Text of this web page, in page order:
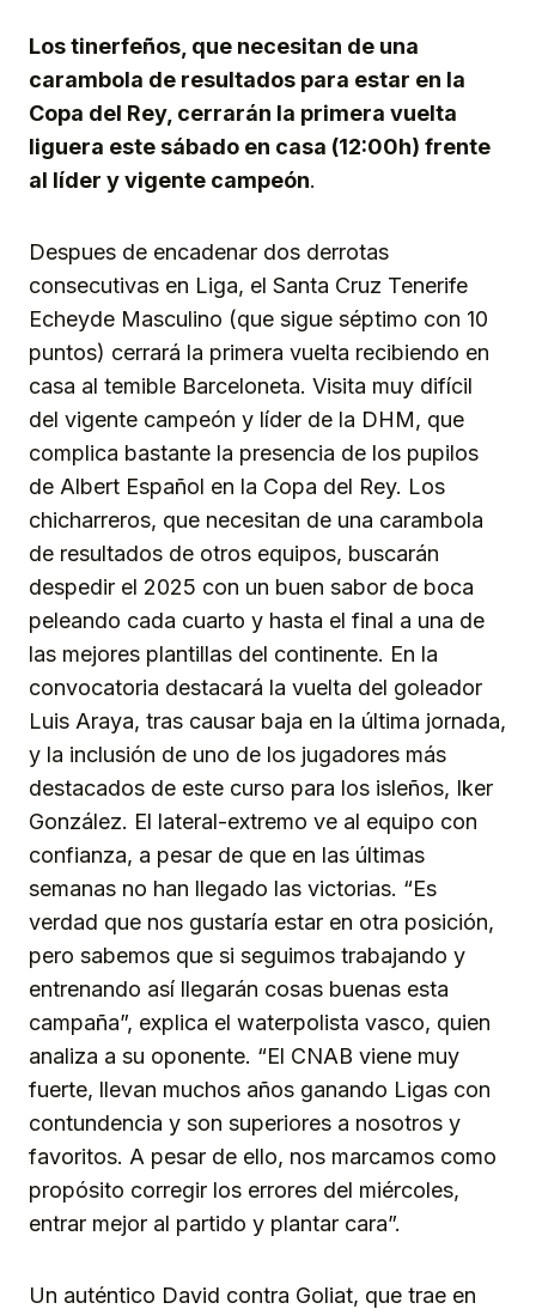
Los tinerfeños, que necesitan de una
carambola de resultados para estar en la
Copa del Rey, cerrarán la primera vuelta
liguera este sábado en casa (12:00h) frente
al líder y vigente campeón.
Despues de encadenar dos derrotas
consecutivas en Liga, el Santa Cruz Tenerife
Echeyde Masculino (que sigue séptimo con 10
puntos) cerrará la primera vuelta recibiendo en
casa al temible Barceloneta. Visita muy difícil
del vigente campeón y líder de la DHM, que
complica bastante la presencia de los pupilos
de Albert Español en la Copa del Rey. Los
chicharreros, que necesitan de una carambola
de resultados de otros equipos, buscarán
despedir el 2025 con un buen sabor de boca
peleando cada cuarto y hasta el final a una de
las mejores plantillas del continente. En la
convocatoria destacará la vuelta del goleador
Luis Araya, tras causar baja en la última jornada,
y la inclusión de uno de los jugadores más
destacados de este curso para los isleños, Iker
González. El lateral-extremo ve al equipo con
confianza, a pesar de que en las últimas
semanas no han llegado las victorias. “Es
verdad que nos gustaría estar en otra posición,
pero sabemos que si seguimos trabajando y
entrenando así llegarán cosas buenas esta
campaña”, explica el waterpolista vasco, quien
analiza a su oponente. “El CNAB viene muy
fuerte, llevan muchos años ganando Ligas con
contundencia y son superiores a nosotros y
favoritos. A pesar de ello, nos marcamos como
propósito corregir los errores del miércoles,
entrar mejor al partido y plantar cara”.
Un auténtico David contra Goliat, que trae en